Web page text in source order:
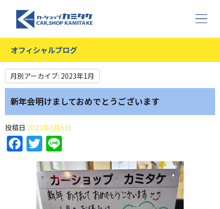
オフィシャルブログ
月別アーカイブ: 2023年1月
新年会明けましておめでとうございます
投稿日 2023年1月5日
Facebook
Twitter